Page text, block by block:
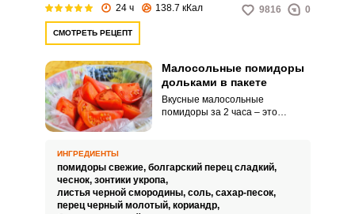
24 ч 138.7 кКал 9816 0
СМОТРЕТЬ РЕЦЕПТ
Малосольные помидоры
дольками в пакете
Вкусные малосольные
помидоры за 2 часа – это
нарезанные дольками и
приправленные вашими
любимыми специями и свежей
зеленью. Для подачи на стол их
ИНГРЕДИЕНТЫ
помидоры свежие, болгарский перец сладкий,
чеснок, зонтики укропа,
листья черной смородины, соль, сахар-песок,
перец черный молотый, кориандр,